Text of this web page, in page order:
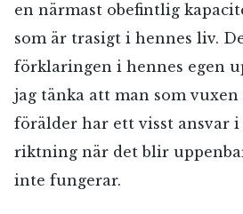
en närmast obefintlig
som är trasigt i hennes liv.
förklaringen i hennes egen
jag tänka att man som
förälder har ett visst ansvar
riktning när det blir
inte fungerar.